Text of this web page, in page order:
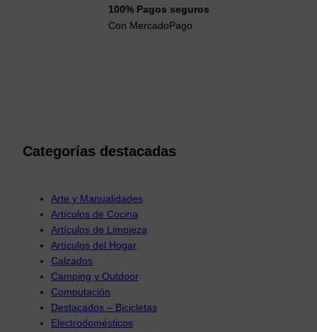
100% Pagos seguros
Con MercadoPago
Categorías destacadas
Arte y Manualidades
Artículos de Cocina
Artículos de Limpieza
Artículos del Hogar
Calzados
Camping y Outdoor
Computación
Destacados – Bicicletas
Electrodomésticos